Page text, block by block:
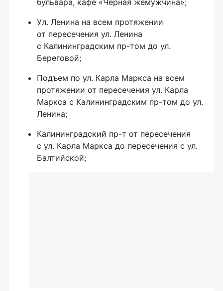
бульвара, кафе «Черная жемужчина»;
Ул. Ленина на всем протяжении
от пересечения ул. Ленина
с Калининградским пр-том до ул.
Береговой;
Подъем по ул. Карла Маркса на всем
протяжении от пересечения ул. Карла
Маркса с Калининградским пр-том до ул.
Ленина;
Калининградский пр-т от пересечения
с ул. Карла Маркса до пересечения с ул.
Балтийской;